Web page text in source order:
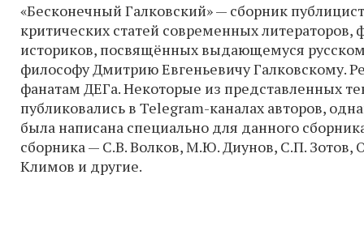
«Бесконечный Галковский» — сборник
критических статей современных литераторов,
историков, посвящённых выдающемуся
философу Дмитрию Евгеньевичу Галковскому.
фанатам ДЕГа. Некоторые из представленных
публиковались в Telegram-каналах авторов,
была написана специально для данного
сборника — С.В. Волков, М.Ю. Диунов, С.П. Зотов,
Климов и другие.